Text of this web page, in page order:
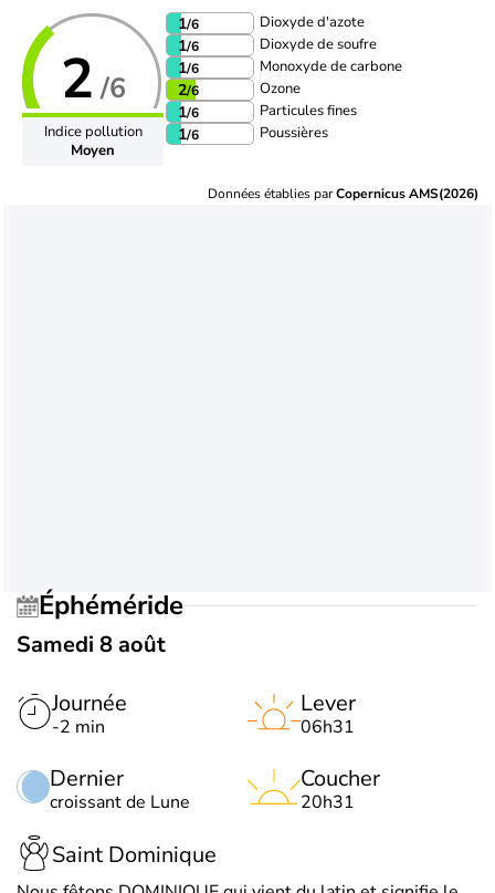
2 /6
Indice pollution
Moyen
1/6 Dioxyde d'azote
1/6 Dioxyde de soufre
1/6 Monoxyde de carbone
2/6 Ozone
1/6 Particules fines
1/6 Poussières
Données établies parCopernicus AMS(2026)
Éphéméride
Samedi 8 août
Journée
-2 min
Dernier
croissant de Lune
Lever
06h31
Coucher
20h31
Saint Dominique